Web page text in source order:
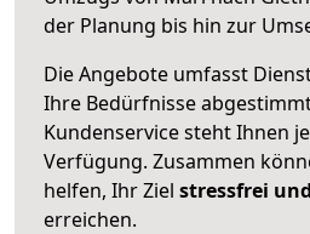
der Planung bis hin zur
Die Angebote umfasst
Ihre Bedürfnisse
Kundenservice steht Ihnen
Verfügung. Zusammen
helfen, Ihr Ziel stressfrei
erreichen.